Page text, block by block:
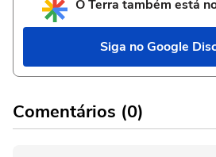
O Terra também está
Siga no Google
Comentários (0)